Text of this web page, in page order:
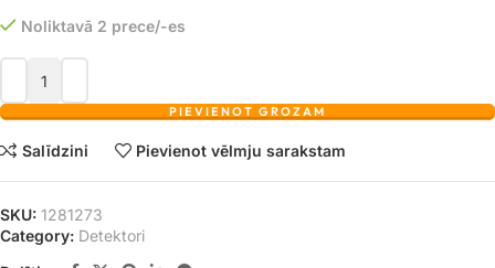
Noliktavā 2 prece/-es
PIEVIENOT GROZAM
Salīdzini Pievienot vēlmju sarakstam
SKU: 1281273
Category: Detektori